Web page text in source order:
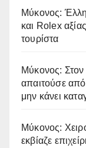
Μύκονος:
και Rolex
τουρίστα
Μύκονος: Στον
απαιτούσε
μην κάνει
Μύκονος:
εκβίαζε